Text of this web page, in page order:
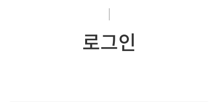
로그인